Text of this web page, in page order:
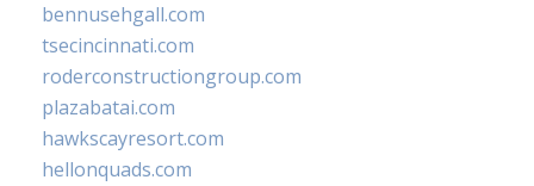
bennusehgall.com
tsecincinnati.com
roderconstructiongroup.com
plazabatai.com
hawkscayresort.com
hellonquads.com